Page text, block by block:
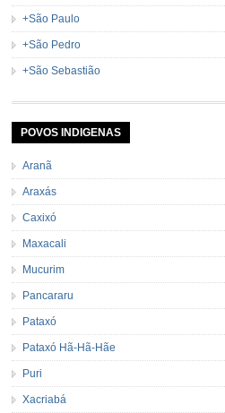
+São Paulo
+São Pedro
+São Sebastião
POVOS INDIGENAS
Aranã
Araxás
Caxixó
Maxacali
Mucurim
Pancararu
Pataxó
Pataxó Hã-Hã-Hãe
Puri
Xacriabá